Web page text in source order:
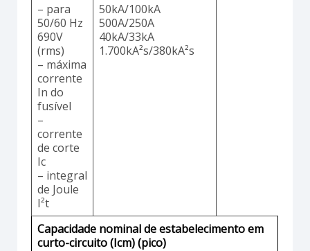
– para
50/60 Hz
690V
(rms)
– máxima
corrente
In do
fusível
–
corrente
de corte
Ic
– integral
de Joule
I²t
50kA/100kA
500A/250A
40kA/33kA
1.700kA²s/380kA²s
Capacidade nominal de estabelecimento em
curto-circuito (Icm) (pico)